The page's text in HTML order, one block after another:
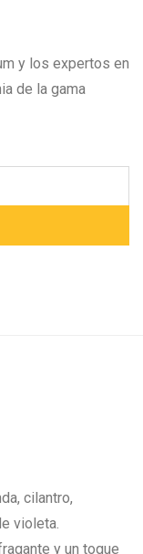
y los expertos en
de la gama
cilantro,
violeta.
y un toque